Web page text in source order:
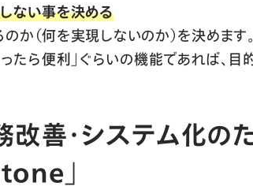
ない事を決める
（何を実現しないのか）を決めます
ったら便利」ぐらいの機能であれば
善・システム化の
」